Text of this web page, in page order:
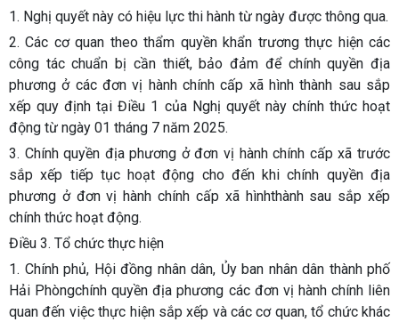
1. Nghị quyết này có hiệu lực thi hành từ ngày được thông qua.
2. Các cơ quan theo thẩm quyền khẩn trương thực hiện các
công tác chuẩn bị cần thiết, bảo đảm để chính quyền địa
phương ở các đơn vị hành chính cấp xã hình thành sau sắp
xếp quy định tại Điều 1 của Nghị quyết này chính thức hoạt
động từ ngày 01 tháng 7 năm 2025.
3. Chính quyền địa phương ở đơn vị hành chính cấp xã trước
sắp xếp tiếp tục hoạt động cho đến khi chính quyền địa
phương ở đơn vị hành chính cấp xã hìnhthành sau sắp xếp
chính thức hoạt động.
Điều 3. Tổ chức thực hiện
1. Chính phủ, Hội đồng nhân dân, Ủy ban nhân dân thành phố
Hải Phòngchính quyền địa phương các đơn vị hành chính liên
quan đến việc thực hiện sắp xếp và các cơ quan, tổ chức khác